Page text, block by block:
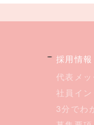
採用情報
代表メ
社員イ
3分でわ